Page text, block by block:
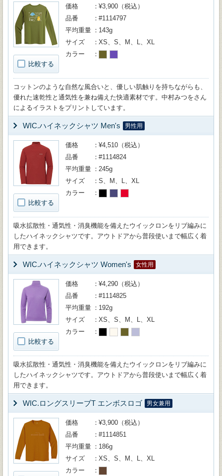
比較する
価格
¥3,900（税込）
品番
#1114797
平均重量
143g
サイズ
XS、S、M、L、XL
カラー
コットンのような自然な風合いと、優しい肌触りを持ちながらも、
優れた速乾性と通気性を兼ね備えた快適素材です。中村みつをさん
によるイラストをプリントしています。
WIC.ハイネックシャツ Men's 男性用
比較する
価格
¥4,510（税込）
品番
#1114824
平均重量
245g
サイズ
S、M、L、XL
カラー
吸水拡散性・通気性・消臭機能を備えたウイックロンをリブ編みに
したハイネックシャツです。アウトドアから普段使いまで幅広く着
用できます。
WIC.ハイネックシャツ Women's 女性用
比較する
価格
¥4,290（税込）
品番
#1114825
平均重量
192g
サイズ
XS、S、M、L、XL
カラー
吸水拡散性・通気性・消臭機能を備えたウイックロンをリブ編みに
したハイネックシャツです。アウトドアから普段使いまで幅広く着
用できます。
WIC.ロングスリーブT エンボスロゴ 男女兼用
価格
¥3,900（税込）
品番
#1114851
平均重量
186g
サイズ
XS、S、M、L、XL
カラー